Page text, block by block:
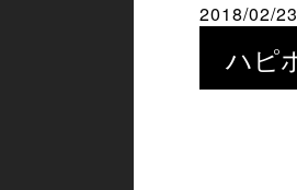
2018/02/23
ハピ